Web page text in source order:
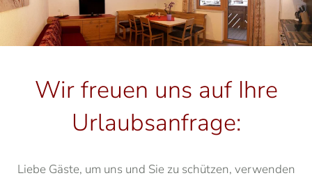
Wir freuen uns auf Ihre
Urlaubsanfrage:
Liebe Gäste, um uns und Sie zu schützen, verwenden